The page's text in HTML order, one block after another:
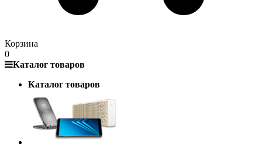
Корзина
0
Каталог товаров
Каталог товаров